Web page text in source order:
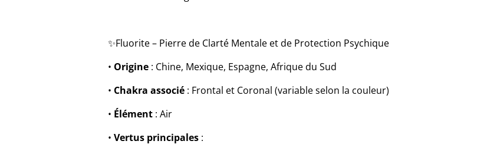
✨Fluorite – Pierre de Clarté Mentale et de Protection Psychique
• Origine : Chine, Mexique, Espagne, Afrique du Sud
• Chakra associé : Frontal et Coronal (variable selon la couleur)
• Élément : Air
• Vertus principales :